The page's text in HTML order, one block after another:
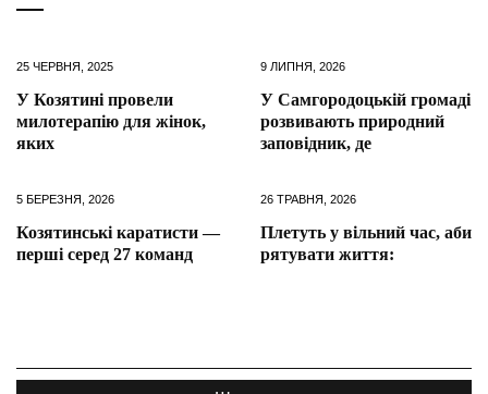
25 ЧЕРВНЯ, 2025
У Козятині провели
милотерапію для жінок,
яких
9 ЛИПНЯ, 2026
У Самгородоцькій громаді
розвивають природний
заповідник, де
5 БЕРЕЗНЯ, 2026
Козятинські каратисти —
перші серед 27 команд
26 ТРАВНЯ, 2026
Плетуть у вільний час, аби
рятувати життя: